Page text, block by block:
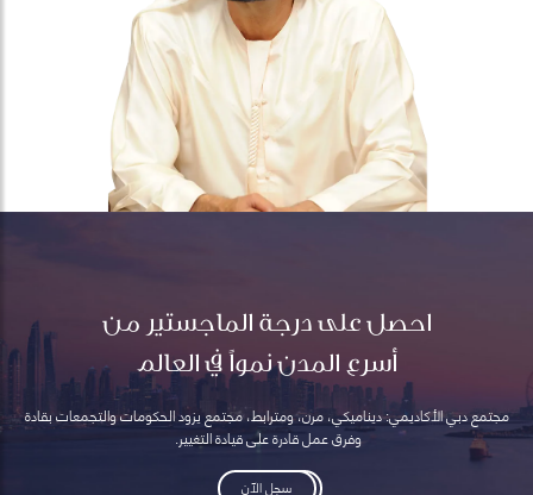
احصل على درجة الماجستير من
أسرع المدن نمواً في العالم
مجتمع دبي الأكاديمي: ديناميكي، مرن، ومترابط، مجتمع يزود الحكومات والتجمعات بقادة
وفرق عمل قادرة على قيادة التغيير.
سجل الآن